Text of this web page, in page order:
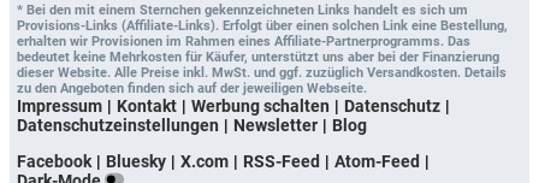
* Bei den mit einem Sternchen gekennzeichneten Links handelt es sich um
Provisions-Links (Affiliate-Links). Erfolgt über einen solchen Link eine Bestellung,
erhalten wir Provisionen im Rahmen eines Affiliate-Partnerprogramms. Das
bedeutet keine Mehrkosten für Käufer, unterstützt uns aber bei der Finanzierung
dieser Website. Alle Preise inkl. MwSt. und ggf. zuzüglich Versandkosten. Details
zu den Angeboten finden sich auf der jeweiligen Webseite.
Impressum Kontakt Werbung schalten
Datenschutz
Datenschutzeinstellungen
Newsletter
Blog
Facebook
Bluesky X.com RSS-Feed
Atom-Feed